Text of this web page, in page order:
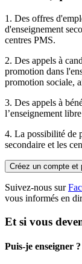
1. Des offres
d'enseignement
centres PMS.
2. Des appels à
promotion dans
promotion sociale,
3. Des appels à
l’enseignement
4. La possibilité de
secondaire et les
Créez un compte et
Suivez-nous sur
vous informés en
Et si vous
Puis-je enseigner